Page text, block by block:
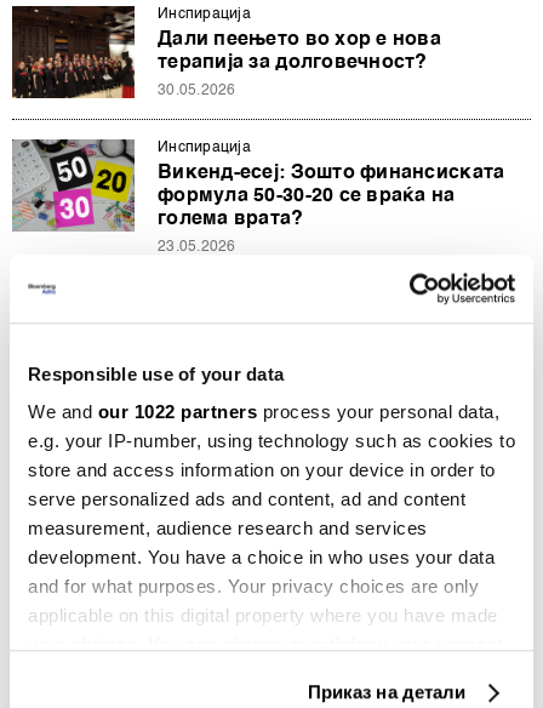
Responsible use of your data
We and our 1022 partners process your personal data,
e.g. your IP-number, using technology such as cookies to
store and access information on your device in order to
serve personalized ads and content, ad and content
measurement, audience research and services
development. You have a choice in who uses your data
and for what purposes. Your privacy choices are only
applicable on this digital property where you have made
Приказ на детали
Инспирација
Дали пеењето во хор е нова
терапија за долговечност?
30.05.2026
Инспирација
Викенд-есеј: Зошто финансиската
формула 50-30-20 се враќа на
голема врата?
23.05.2026
Мојата борба со менопаузата почна
26.04.2026
Инспирација
Новиот светски поредок ќе биде
поопасен, но и поврзан како
никогаш досега
19.04.2026
Инспирација
Седум совети од Хабсбурговците за